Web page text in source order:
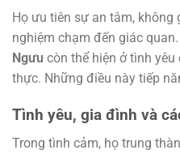
Họ ưu tiên sự an tâm, không
nghiệm chạm đến giác quan.
Ngưu còn thể hiện ở tình
thực. Những điều này tiếp
Tình yêu, gia đình và
Trong tình cảm, họ trung